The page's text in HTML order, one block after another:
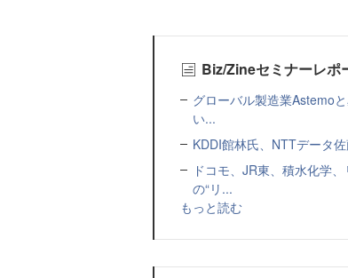
Biz/Zineセミナーレポ
グローバル製造業Astemo
い...
KDDI館林氏、NTTデータ
ドコモ、JR東、積水化学
の“リ...
もっと読む